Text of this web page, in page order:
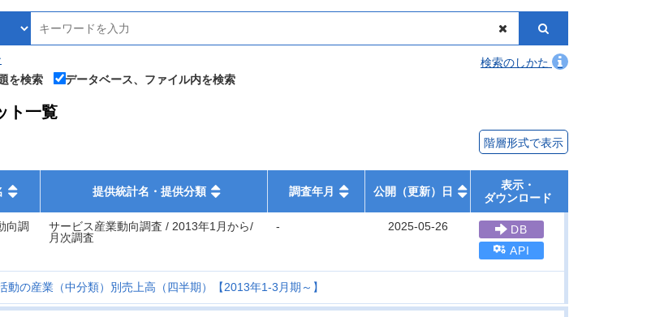
検索のしかた
を検索
データベース、ファイル内を検索
ト一覧
階層形式で表示
提供統計名・提供分類 調査年月 公開（更新）日
表示・
ダウンロード
向調
サービス産業動向調査 / 2013年1月から/
月次調査
- 2025-05-26
DB
API
動の産業（中分類）別売上高（四半期）【2013年1-3月期～】